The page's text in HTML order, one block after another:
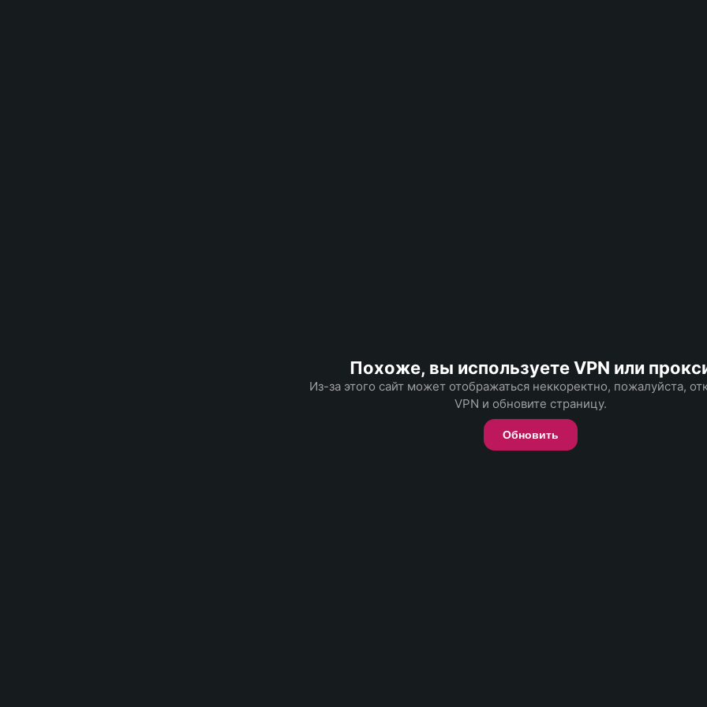
Похоже, вы используете VPN или
Из-за этого сайт может отображаться неккоректно, пожалуйста,
VPN и обновите страницу.
Обновить